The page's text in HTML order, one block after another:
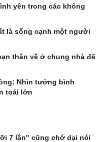
yên trong các không
là sống cạnh một người
thân về ở chung nhà để
Nhìn tưởng bình
toái lớn
7 lần" cũng chớ dại nói